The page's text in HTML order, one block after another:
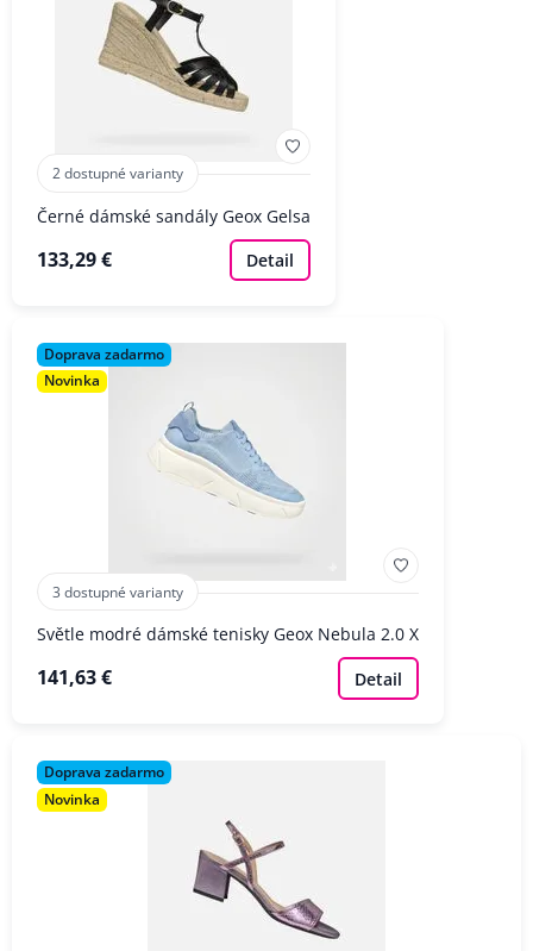
2 dostupné varianty
Černé dámské sandály Geox Gelsa
133,29 € Detail
Doprava zadarmo
Novinka
3 dostupné varianty
Světle modré dámské tenisky Geox Nebula 2.0 X
141,63 € Detail
Doprava zadarmo
Novinka